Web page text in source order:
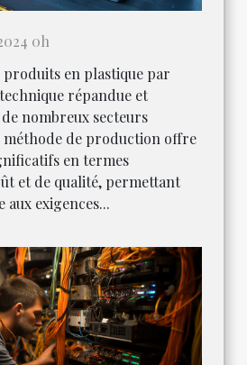
0h
en plastique par
répandue et
nombreux secteurs
méthode de production offre
en termes
et de qualité, permettant
exigences...